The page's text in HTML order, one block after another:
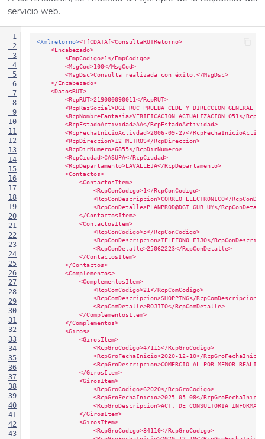
servicio web.
1
2
3
4
5
6
7
8
9
10
11
12
13
14
15
16
17
18
19
20
21
22
23
24
25
26
27
28
29
30
31
32
33
34
35
36
37
38
39
40
41
42
43
<Xmlretorno><![CDATA[<ConsultaRUTRetorno>
    <Encabezado>
        <EmpCodigo>1</EmpCodigo>
        <MsgCod>100</MsgCod>
        <MsgDsc>Consulta realizada con éxito.</MsgDsc>
    </Encabezado>
    <DatosRUT>
        <RcpRUT>219000090011</RcpRUT>
<RcpRazSocial>DGI RUC PRUEBA CEDE Y DIRECCION GENERAL
<RcpNombreFantasia>VERIFICACION ACTUALIZACION 051</
        <RcpEstadoActividad>AA</RcpEstadoActividad>
<RcpFechaInicioActivdad>2006-09-27</
        <RcpDireccion>12 METROS</RcpDireccion>
        <RcpDirNumero>6855</RcpDirNumero>
        <RcpCiudad>CASUPA</RcpCiudad>
        <RcpDepartamento>LAVALLEJA</RcpDepartamento>
        <Contactos>
            <ContactosItem>
                <RcpConCodigo>1</RcpConCodigo>
<RcpConDescripcion>CORREO ELECTRONICO</
<RcpConDetalle>PLANPROD@DGI.GUB.UY</
            </ContactosItem>
            <ContactosItem>
                <RcpConCodigo>5</RcpConCodigo>
<RcpConDescripcion>TELEFONO FIJO</
                <RcpConDetalle>25062223</RcpConDetalle>
            </ContactosItem>
        </Contactos>
        <Complementos>
            <ComplementosItem>
                <RcpComCodigo>21</RcpComCodigo>
                <RcpComDescripcion>SHOPPING</RcpComDescripcion>
                <RcpComDetalle>ROJITO</RcpComDetalle>
            </ComplementosItem>
        </Complementos>
        <Giros>
            <GirosItem>
                <RcpGroCodigo>47115</RcpGroCodigo>
<RcpGroFechaInicio>2020-12-10</
<RcpGroDescripcion>COMERCIO AL POR MENOR
            </GirosItem>
            <GirosItem>
                <RcpGroCodigo>62020</RcpGroCodigo>
<RcpGroFechaInicio>2025-05-08</
<RcpGroDescripcion>ACT. DE CONSULTORIA
            </GirosItem>
            <GirosItem>
                <RcpGroCodigo>84110</RcpGroCodigo>